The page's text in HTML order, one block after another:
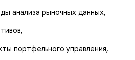
анализа рыночных данных,
портфельного управления,